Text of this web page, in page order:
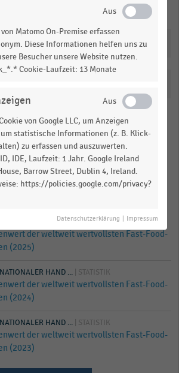
zur Statistik
Downloads
HAND ...| STATISTIK
der weltweit wertvollsten Fast-Food-
(2025)
HAND ... | STATISTIK
der weltweit wertvollsten Fast-Food-
(2024)
HAND ... | STATISTIK
der weltweit wertvollsten Fast-Food-
(2023)
Matomo On-Premise erfassen
Diese Informationen helfen uns zu
Besucher unsere Website nutzen.
Cookie-Laufzeit: 13 Monate
von Google LLC, um Anzeigen
statistische Informationen (z. B. Klick-
zu erfassen und auszuwerten.
IDE, Laufzeit: 1 Jahr. Google Ireland
Barrow Street, Dublin 4, Ireland.
https://policies.google.com/privacy?
Datenschutzerklärung Impressum